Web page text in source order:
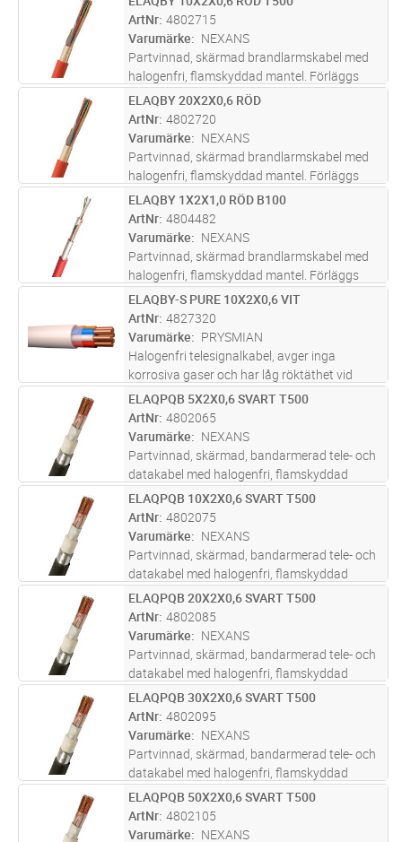
Uppfyller brandkrav enligt CPR klass
Dcas2d2a2.
M Lägg i kundvagn
ArtNr 4802715
Varumärke
NEXANS
Partvinnad, skärmad brandlarmskabel med
halogenfri, flamskyddad mantel. Förläggs
inom- och utomhus, även i mark i slang/rör.
Uppfyller brandkrav enligt CPR klass
Dcas2d2a2.
M Lägg i kundvagn
ELAQBY 20X2X0,6 RÖD
ArtNr 4802720
Varumärke
NEXANS
Partvinnad, skärmad brandlarmskabel med
halogenfri, flamskyddad mantel. Förläggs
inom- och utomhus, även i mark i slang/rör.
Uppfyller brandkrav enligt CPR klass
Dcas2d2a2.
M Lägg i kundvagn
ELAQBY 1X2X1,0 RÖD B100
ArtNr 4804482
Varumärke
NEXANS
Partvinnad, skärmad brandlarmskabel med
halogenfri, flamskyddad mantel. Förläggs
inom- och utomhus, även i mark i slang/rör.
Uppfyller brandkrav enligt CPR klass
Dcas2d2a2.
M Lägg i kundvagn
ELAQBY-S PURE 10X2X0,6 VIT
ArtNr 4827320
Varumärke
PRYSMIAN
Halogenfri telesignalkabel, avger inga
korrosiva gaser och har låg röktäthet vid
brand. I första hand för fast förläggning
inomhus, har flexiblare skärm än ELAQBY.
Lämplig för signalöverföring i data
M Lägg i kundvagn
ELAQPQB 5X2X0,6 SVART T500
ArtNr 4802065
Varumärke
NEXANS
Partvinnad, skärmad, bandarmerad tele- och
datakabel med halogenfri, flamskyddad
mantel. ELAQPQB är en bandarmerad variant
av ELAQBY och förläggs inom- och utomhus,
även i mark. Uppfyller brandkrav e
M Lägg i kundvagn
ELAQPQB 10X2X0,6 SVART T500
ArtNr 4802075
Varumärke
NEXANS
Partvinnad, skärmad, bandarmerad tele- och
datakabel med halogenfri, flamskyddad
mantel. ELAQPQB är en bandarmerad variant
av ELAQBY och förläggs inom- och utomhus,
även i mark. Uppfyller brandkrav e
M Lägg i kundvagn
ELAQPQB 20X2X0,6 SVART T500
ArtNr 4802085
Varumärke
NEXANS
Partvinnad, skärmad, bandarmerad tele- och
datakabel med halogenfri, flamskyddad
mantel. ELAQPQB är en bandarmerad variant
av ELAQBY och förläggs inom- och utomhus,
även i mark. Uppfyller brandkrav e
M Lägg i kundvagn
ELAQPQB 30X2X0,6 SVART T500
ArtNr 4802095
Varumärke
NEXANS
Partvinnad, skärmad, bandarmerad tele- och
datakabel med halogenfri, flamskyddad
mantel. ELAQPQB är en bandarmerad variant
av ELAQBY och förläggs inom- och utomhus,
även i mark. Uppfyller brandkrav e
M Lägg i kundvagn
ELAQPQB 50X2X0,6 SVART T500
ArtNr 4802105
Varumärke
NEXANS